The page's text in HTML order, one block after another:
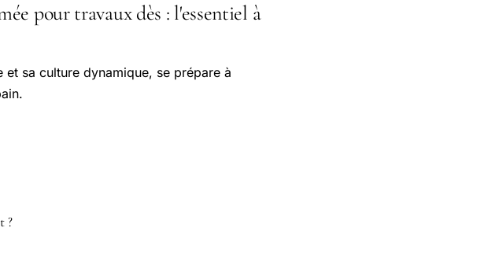
pour travaux dès : l'essentiel à
sa culture dynamique, se prépare à
?